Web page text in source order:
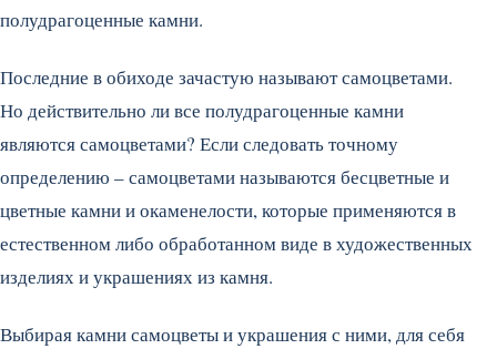
полудрагоценные камни.
Последние в обиходе зачастую называют самоцветами.
Но действительно ли все полудрагоценные камни
являются самоцветами? Если следовать точному
определению – самоцветами называются бесцветные и
цветные камни и окаменелости, которые применяются в
естественном либо обработанном виде в художественных
изделиях и украшениях из камня.
Выбирая камни самоцветы и украшения с ними, для себя